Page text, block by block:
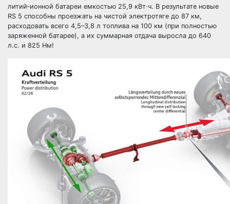
литий‑ионной батареи емкостью 25,9 кВт·ч. В результате новые
RS 5 способны проезжать на чистой электротяге до 87 км,
расходовать всего 4,5–3,8 л топлива на 100 км (при полностью
заряженной батарее), а их суммарная отдача выросла до 640
л.с. и 825 Нм!